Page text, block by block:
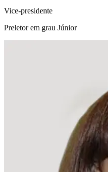
Vice-presidente
Preletor em grau Júnior